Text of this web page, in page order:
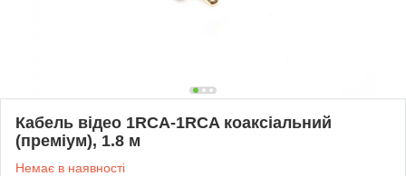
Кабель відео 1RCA-1RCA коаксіальний
(преміум), 1.8 м
Немає в наявності